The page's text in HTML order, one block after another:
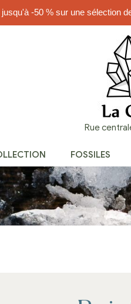
-50 % sur une sélection
Rue
FOSSILES